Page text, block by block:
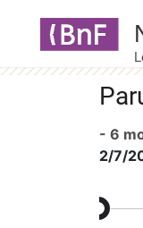
- 6
2/7/